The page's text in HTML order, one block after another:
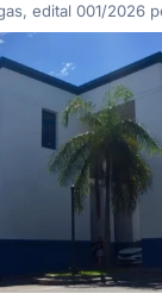
edital 001/2026